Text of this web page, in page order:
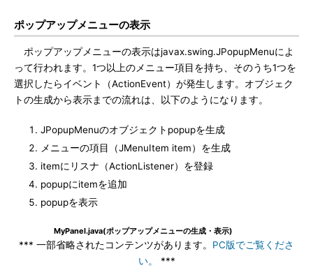
ポップアップメニューの表示
ポップアップメニューの表示はjavax.swing.JPopupMenuによ
って行われます。1つ以上のメニュー項目を持ち、そのうち1つを
選択したらイベント（ActionEvent）が発生します。オブジェク
トの生成から表示までの流れは、以下のようになります。
JPopupMenuのオブジェクトpopupを生成
メニューの項目（JMenuItem item）を生成
itemにリスナ（ActionListener）を登録
popupにitemを追加
popupを表示
MyPanel.java(ポップアップメニューの生成・表示)
*** 一部省略されたコンテンツがあります。 PC版でご覧くださ
い。
***